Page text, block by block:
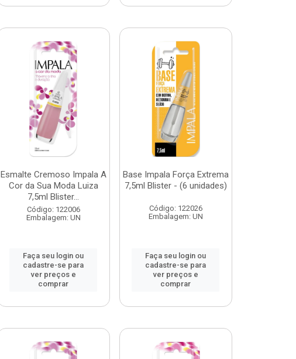
Esmalte Cremoso Impala A
Cor da Sua Moda Luiza
7,5ml Blister...
Código: 122006
Embalagem: UN
Faça seu login ou
cadastre-se para
ver preços e
comprar
Base Impala Força Extrema
7,5ml Blister - (6 unidades)
Código: 122026
Embalagem: UN
Faça seu login ou
cadastre-se para
ver preços e
comprar